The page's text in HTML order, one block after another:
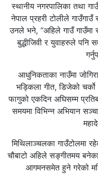
स्थानीय नगरपालिका तथा
नेपाल प्रहरी टोलीले गाउँगाउँ
उनले भने, “अहिले गाउँ गाउँमा
बुद्धीजिवी र युवाहरुले पनि
आधुनिकताका नाउँमा
भड्किला गीत, डिजेको
फागुको एकदिन अघिसम्म
समयमा विभिन्न अभियान
मिथिलाञ्चलका गाउँटोलमा
चौबाटो अहिले सङ्गीतमय बनेका
आगमनसमेत हुने गरेको